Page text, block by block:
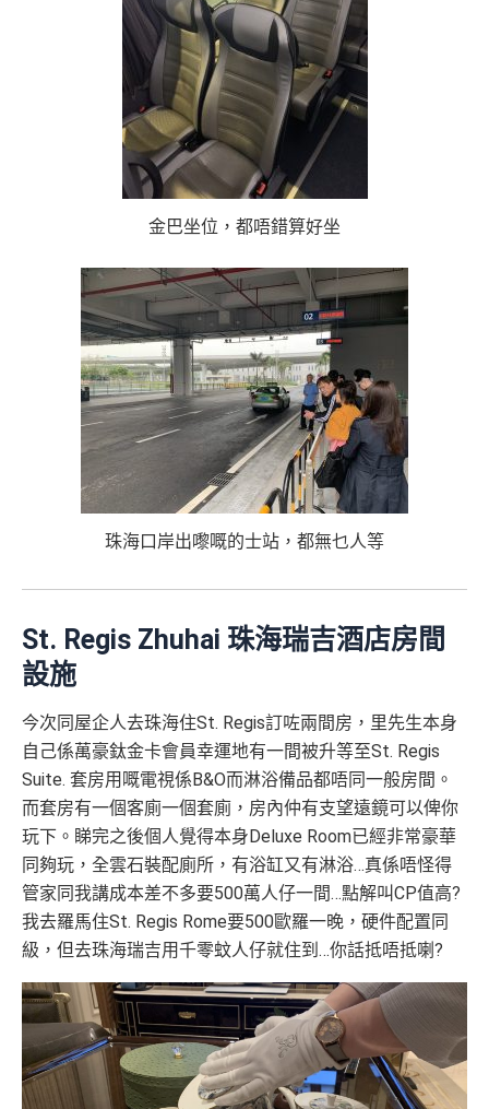
金巴坐位，都唔錯算好坐
珠海口岸出嚟嘅的士站，都無乜人等
St. Regis Zhuhai 珠海瑞吉酒店房間
設施
今次同屋企人去珠海住St. Regis訂咗兩間房，里先生本身
自己係萬豪鈦金卡會員幸運地有一間被升等至St. Regis
Suite. 套房用嘅電視係B&O而淋浴備品都唔同一般房間。
而套房有一個客廁一個套廁，房內仲有支望遠鏡可以俾你
玩下。睇完之後個人覺得本身Deluxe Room已經非常豪華
同夠玩，全雲石裝配廁所，有浴缸又有淋浴…真係唔怪得
管家同我講成本差不多要500萬人仔一間…點解叫CP值高?
我去羅馬住St. Regis Rome要500歐羅一晚，硬件配置同
級，但去珠海瑞吉用千零蚊人仔就住到…你話抵唔抵喇?